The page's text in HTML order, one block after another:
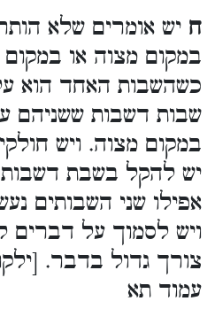
ח יש אומרים שלא
במקום מצוה או
כשהשבות האחד הוא
שבות דשבות ששניהם
במקום מצוה. ויש
יש להקל בשבת
אפילו שני השבותים
ויש לסמוך על דברים
צורך גדול בדבר.
עמוד תא